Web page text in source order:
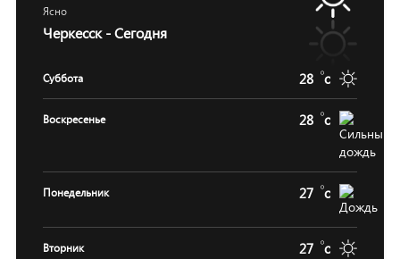
Ясно
Черкесск - Сегодня
Суббота 28 c
Воскресенье 28 c
Понедельник 27 c
Вторник 27 c